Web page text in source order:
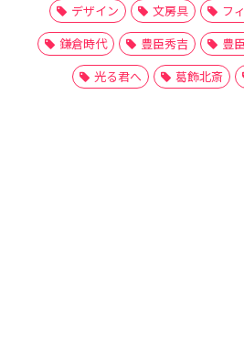
デザイン
文房具 フ
鎌倉時代
豊臣秀吉 豊
光る君へ
葛飾北斎